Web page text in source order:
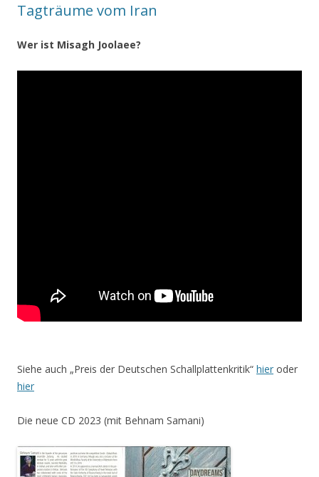
Tagträume vom Iran
Wer ist Misagh Joolaee?
Siehe auch „Preis der Deutschen Schallplattenkritik“ hier oder
hier
Die neue CD 2023 (mit Behnam Samani)